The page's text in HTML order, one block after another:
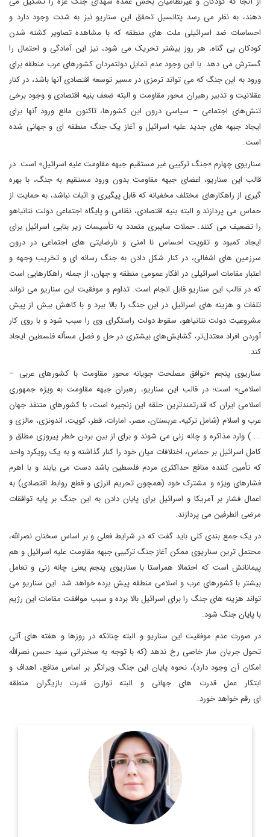
دهند، به نظر می رسد پتانسیل تحقق این سناریو نیز به شدت وجود دارد و
احساسات ضد اسرائیلی ملت های منطقه که با مشاهده تصاویر کشته شدن
کودکان بی گناه، هر روز بیشتر تحریک می شود، نیز این آمادگی و احتمال را
گسترش می دهد. با این وجود عدم تمایل دولتمردان کشورهای عرب منطقه برای
ورود به این جنگ که می تواند ترمزی در مسیر توسعه اقتصادی آنها باشد، در کنار
عقلانیت و تدبیر رهبران محور مقاومت و البته ضعف بنیه اقتصادی و وجود برخی
تنش‌های اجتماعی – سیاسی درون این کشورها، تاکنون مانع ورود آنها برای
ایجاد جبهه های جدید علیه اسرائیل و آغاز یک جنگ منطقه ای و جهانی شده
است.
سناریوی چهارم «جنگ ترکیبی غیر مستقیم جبهه مقاومت علیه اسرائیل» است. در
قالب این سناریو، اعضای جبهه مقاومت بدون ورود مستقیم به جنگ، با بهره
گیری از راهکارهای مختلف مخفیانه که قابل پیگیری و اثبات نباشد، به حمایت از
حماس می پردازند و البته بنیه اقتصادی، نظامی و پایگاه اجتماعی دولت نتانیاهو
را تضعیف می کنند. حملات سایبری متعدد به تأسیسات زیر بنایی اسرائیل برای
ایجاد کمبود و تقویت احساس نا امنی و نارضایتی های اجتماعی در درون
سرزمین های اشغالی، در کنار شکل دادن به جنگ رسانه ای و تخریب وجهه و
اعتبار مقامات اسرائیلی در افکار عمومی منطقه و جهان، از جمله راهکارهایی است
که در قالب این سناریو قابل انجام است. تداوم و موفقیت این سناریو می تواند
تلفات و هزینه های اسرائیل در این جنگ را بالا ببرد و با کاهش بیش از پیش
مشروعیت دولت نتانیاهو، سقوط دولت راستگرای وی را سبب شود و با روی کار
آوردن افراد معتدل‌تر، گشایش‌های بیشتری در حل و فصل مسأله فلسطین ایجاد
کند.
سناریوی پنجم «توافق مصلحت جویانه محور مقاومت با کشورهای عربی –
اسلامی» است؛ در قالب این سناریو، رهبران جبهه مقاومت به ویژه جمهوری
اسلامی ایران که قدرتمندترین حلقه این زنجیره است، با کشورهای متنفذ جهان
عرب و اسلام (شامل ترکیه، عربستان، مصر، امارات، قطر، کویت، اندونزی، مالزی و
... ) وارد مذاکره و چانه زنی می شوند و برای از بین بردن خطر پیروزی مطلق و
کامل اسرائیل بر حماس، اختلافات میان خود را کنار گذاشته و به یک رویکرد واحد
که تأمین کننده منافع حداکثری مردم فلسطین باشد دست می یابند و با اهرم
فشارهای ویژه و مشترک خود (همچون تحریم انرژی و قطع روابط اقتصادی) به
اعمال فشار بر آمریکا و اسرائیل برای پایان دادن به این جنگ بر پایه توافقات
مرضی الطرفین می پردازند.
در یک جمع بندی کلی باید گفت که در شرایط فعلی و بر اساس سخنان نصرالله،
محتمل ترین سناریوی ممکن آغاز جنگ ترکیبی جبهه مقاومت علیه اسرائیل و هم
پیمانانش است که احتمالا همراستا با سناریوی پنجم یعنی چانه زنی و تعامل
بیشتر با کشورهای عرب و اسلامی منطقه پیش برده خواهد شد. این سناریو می
تواند هزینه های جنگ را برای اسرائیل بالا برده و سبب موافقت مقامات این رژیم
با پایان جنگ شود.
در صورت عدم موفقیت این سناریو و البته چنانکه در روزها و هفته های آتی
تحول جریان ساز خاصی رخ ندهد (که با توجه به سخنرانی سید حسن نصرالله
امکان آن وجود دارد)، نحوه پایان این جنگ ویرانگر بر اساس منافع، اهداف و
ابتکار عمل قدرت های جهانی و البته توازن قدرت بازیگران منطقه
ای رقم خواهد خورد.
استاد دانشگاه و پژوهشگر روابط بین الملل
اطلاعات بیشتر